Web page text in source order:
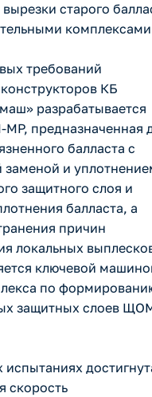
старого
требований
КБ
разрабатывается
предназначенная
балласта с
и
защитного слоя и
балласта, а
причин
локальных
ключевой
по
защитных слоев
испытаниях
скорость